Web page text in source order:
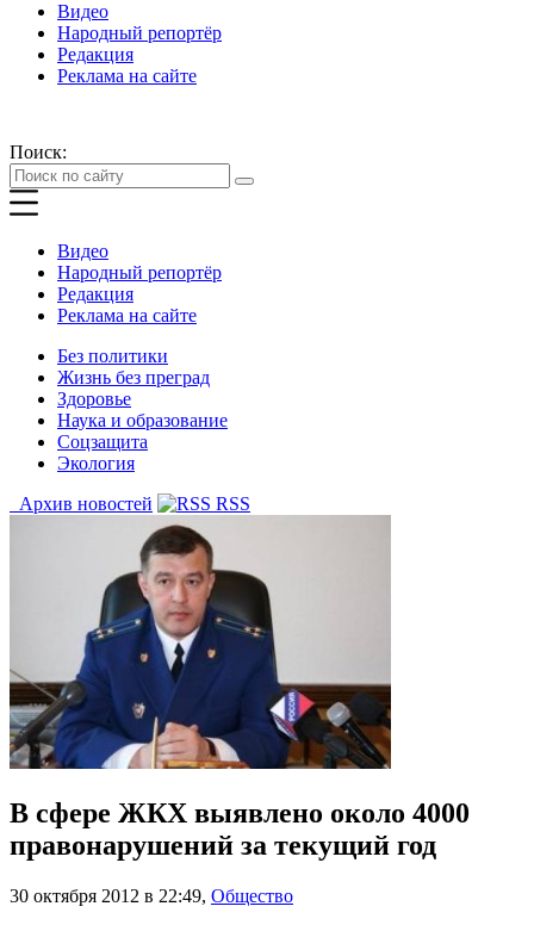
Видео
Народный репортёр
Редакция
Реклама на сайте
Поиск:
Видео
Народный репортёр
Редакция
Реклама на сайте
Без политики
Жизнь без преград
Здоровье
Наука и образование
Соцзащита
Экология
Архив новостей
RSS
В сфере ЖКХ выявлено около 4000
правонарушений за текущий год
30 октября 2012 в 22:49, Общество